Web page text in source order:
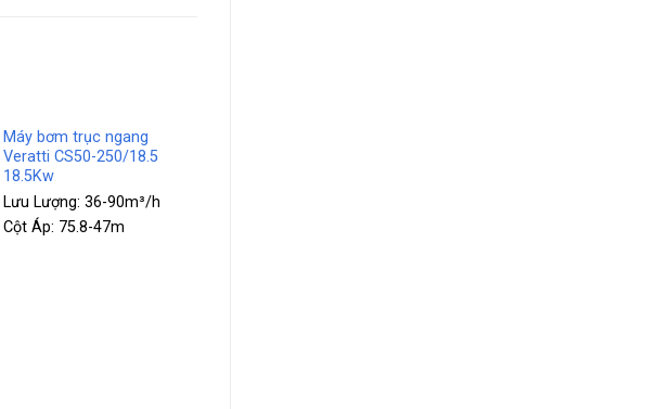
Máy bơm trục ngang
Veratti CS50-250/18.5
18.5Kw
Lưu Lượng:36-90m³/h
Cột Áp: 75.8-47m